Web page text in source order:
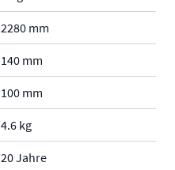
2280 mm
140 mm
100 mm
4.6 kg
20 Jahre